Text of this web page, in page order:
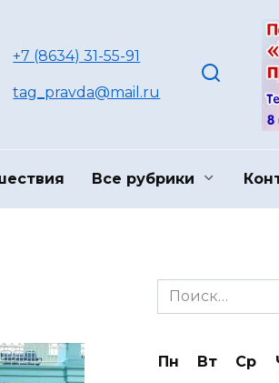
+7 (8634) 31-55-91
tag_pravda@mail.ru
Все рубрики
Search
for:
Пн Вт Ср